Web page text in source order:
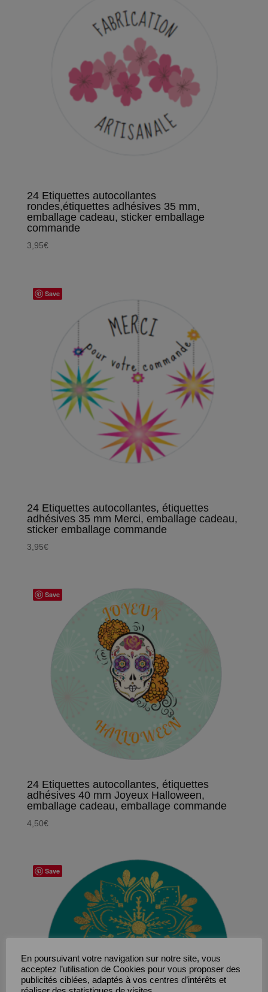
24 Etiquettes autocollantes
rondes,étiquettes adhésives 35 mm,
emballage cadeau, sticker emballage
commande
3,95€
Save
24 Etiquettes autocollantes, étiquettes
adhésives 35 mm Merci, emballage cadeau,
sticker emballage commande
3,95€
Save
24 Etiquettes autocollantes, étiquettes
adhésives 40 mm Joyeux Halloween,
emballage cadeau, emballage commande
4,50€
Save
En poursuivant votre navigation sur notre site, vous
acceptez l’utilisation de Cookies pour vous proposer des
publicités ciblées, adaptés à vos centres d’intérêts et